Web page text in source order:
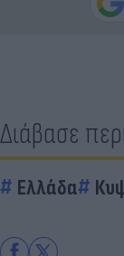
Διάβασε
Ελλάδα